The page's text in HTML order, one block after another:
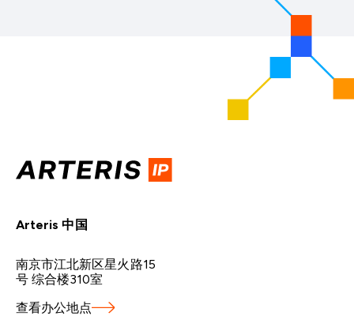
Arteris 中国
南京市江北新区星火路15
号 综合楼310室
查看办公地点